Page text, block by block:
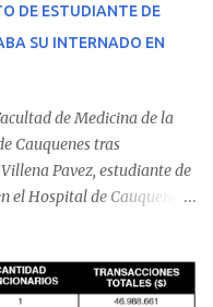
DE ESTUDIANTE DE
SU INTERNADO EN
de Medicina de la
Cauquenes tras
Pavez, estudiante de
el Hospital de Cauquenes.
de su estado de salud, el
urgencia al Hospital